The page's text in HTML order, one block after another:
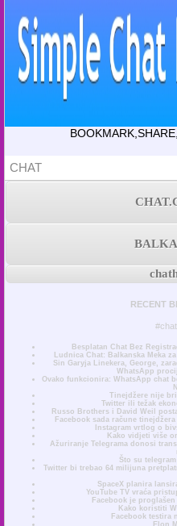
CHAT
RECENT
Besplatan Chat Bez
Ludnica Chat: Balkanska Meka
Sin Garyja Linekera, George,
WhatsApp
Ovako funkcionira: WhatsApp chat
Tinejdžere nije
Twitter ili težak
Russo Brothers i David Weil
Facebook sada račune
Instagram vrtlog o
Kako vidjeti više
Ažuriranje Telegrama donosi
Što su
Twitter bi trebao 64 milijuna
SpaceX planira
YouTube TV vraća
Facebook je
Kako koristiti
Facebook testira
Elon